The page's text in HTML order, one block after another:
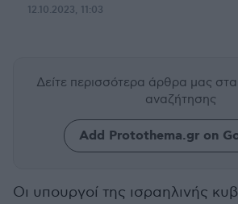
12.10.2023, 11:03
Δείτε περισσότερα άρθρα μας
αναζήτησης
Add Protothema.gr on
Οι υπουργοί της ισραηλινής